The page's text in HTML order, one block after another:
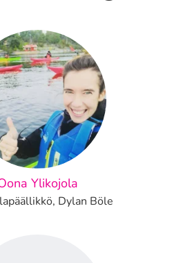
Ylikojola
Dylan Böle